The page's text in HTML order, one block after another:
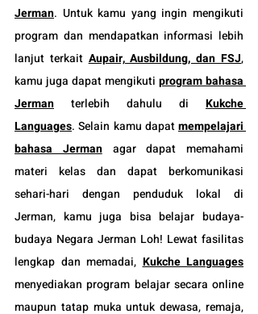
Jerman. Untuk kamu yang ingin mengikuti
program dan mendapatkan informasi lebih
lanjut terkait Aupair, Ausbildung, dan FSJ,
kamu juga dapat mengikuti program bahasa
Jerman terlebih dahulu di Kukche
Languages. Selain kamu dapat mempelajari
bahasa Jerman agar dapat memahami
materi kelas dan dapat berkomunikasi
sehari-hari dengan penduduk lokal di
Jerman, kamu juga bisa belajar budaya-
budaya Negara Jerman Loh! Lewat fasilitas
lengkap dan memadai, Kukche Languages
menyediakan program belajar secara online
maupun tatap muka untuk dewasa, remaja,